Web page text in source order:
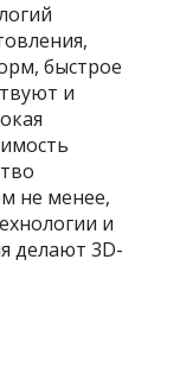
быстрое
и
не менее,
и
делают 3D-